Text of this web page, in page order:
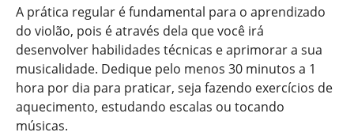
A prática regular é fundamental para o aprendizado
do violão, pois é através dela que você irá
desenvolver habilidades técnicas e aprimorar a sua
musicalidade. Dedique pelo menos 30 minutos a 1
hora por dia para praticar, seja fazendo exercícios de
aquecimento, estudando escalas ou tocando
músicas.